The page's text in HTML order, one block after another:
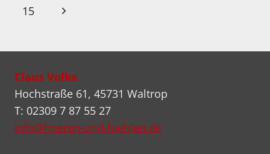
Seite
15
Nächste
Claus Volke
Hochstraße 61, 45731 Waltrop
T: 02309 7 87 55 27
info@hoeren-und-fuehlen.de